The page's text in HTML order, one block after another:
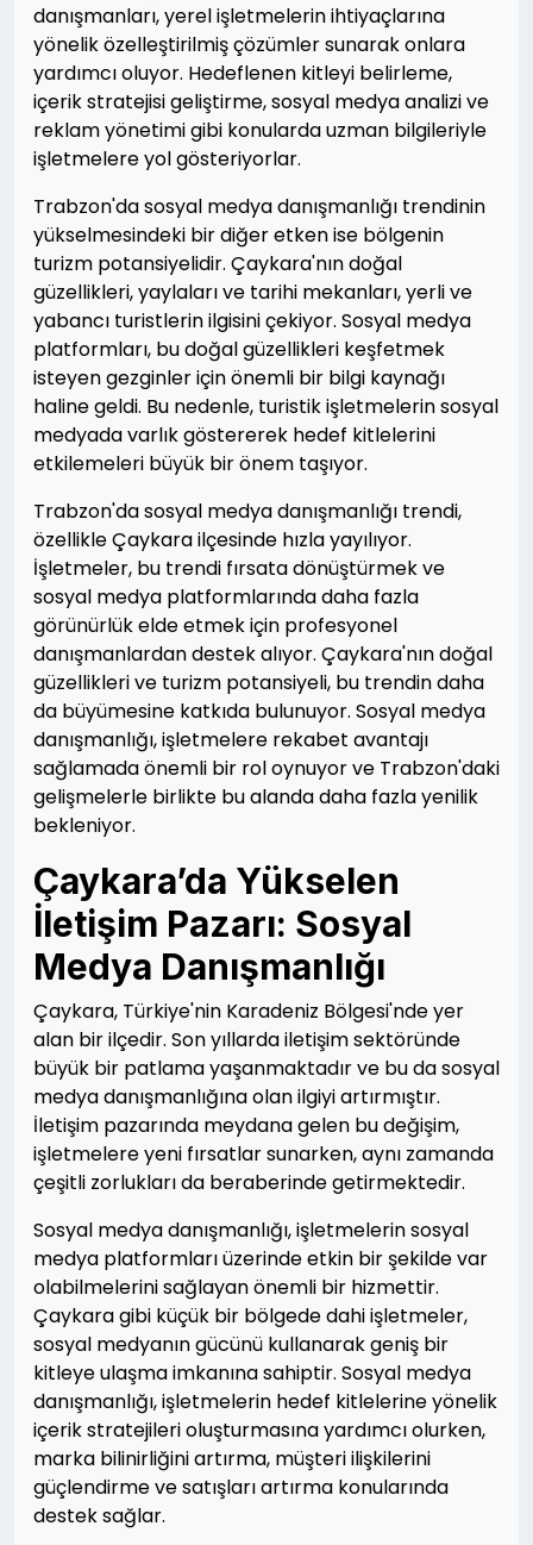
danışmanları, yerel işletmelerin ihtiyaçlarına
yönelik özelleştirilmiş çözümler sunarak onlara
yardımcı oluyor. Hedeflenen kitleyi belirleme,
içerik stratejisi geliştirme, sosyal medya analizi ve
reklam yönetimi gibi konularda uzman bilgileriyle
işletmelere yol gösteriyorlar.
Trabzon'da sosyal medya danışmanlığı trendinin
yükselmesindeki bir diğer etken ise bölgenin
turizm potansiyelidir. Çaykara'nın doğal
güzellikleri, yaylaları ve tarihi mekanları, yerli ve
yabancı turistlerin ilgisini çekiyor. Sosyal medya
platformları, bu doğal güzellikleri keşfetmek
isteyen gezginler için önemli bir bilgi kaynağı
haline geldi. Bu nedenle, turistik işletmelerin sosyal
medyada varlık göstererek hedef kitlelerini
etkilemeleri büyük bir önem taşıyor.
Trabzon'da sosyal medya danışmanlığı trendi,
özellikle Çaykara ilçesinde hızla yayılıyor.
İşletmeler, bu trendi fırsata dönüştürmek ve
sosyal medya platformlarında daha fazla
görünürlük elde etmek için profesyonel
danışmanlardan destek alıyor. Çaykara'nın doğal
güzellikleri ve turizm potansiyeli, bu trendin daha
da büyümesine katkıda bulunuyor. Sosyal medya
danışmanlığı, işletmelere rekabet avantajı
sağlamada önemli bir rol oynuyor ve Trabzon'daki
gelişmelerle birlikte bu alanda daha fazla yenilik
bekleniyor.
Çaykara’da Yükselen
İletişim Pazarı: Sosyal
Medya Danışmanlığı
Çaykara, Türkiye'nin Karadeniz Bölgesi'nde yer
alan bir ilçedir. Son yıllarda iletişim sektöründe
büyük bir patlama yaşanmaktadır ve bu da sosyal
medya danışmanlığına olan ilgiyi artırmıştır.
İletişim pazarında meydana gelen bu değişim,
işletmelere yeni fırsatlar sunarken, aynı zamanda
çeşitli zorlukları da beraberinde getirmektedir.
Sosyal medya danışmanlığı, işletmelerin sosyal
medya platformları üzerinde etkin bir şekilde var
olabilmelerini sağlayan önemli bir hizmettir.
Çaykara gibi küçük bir bölgede dahi işletmeler,
sosyal medyanın gücünü kullanarak geniş bir
kitleye ulaşma imkanına sahiptir. Sosyal medya
danışmanlığı, işletmelerin hedef kitlelerine yönelik
içerik stratejileri oluşturmasına yardımcı olurken,
marka bilinirliğini artırma, müşteri ilişkilerini
güçlendirme ve satışları artırma konularında
destek sağlar.